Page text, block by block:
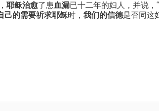
耶稣治愈了患血漏已十二年的妇人，并说，
己的需要祈求耶稣时， 我们的信德是否同这